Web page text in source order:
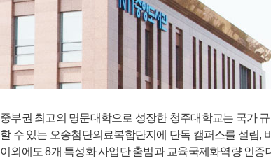
중부권 최고의 명문대학으로 성장한 청주대학교는 국가
할 수 있는 오송첨단의료복합단지에 단독 캠퍼스를 설립,
이외에도 8개 특성화 사업단 출범과 교육국제화역량 인